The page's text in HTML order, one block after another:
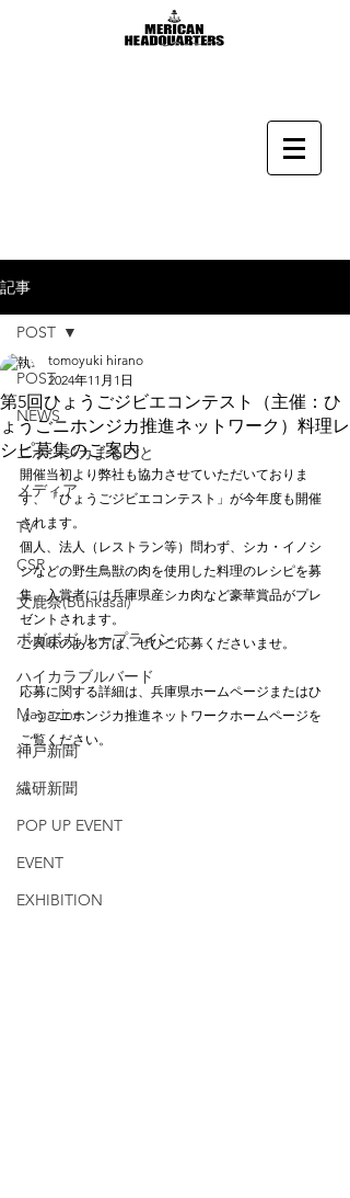
記事
POST
NEWS
ニホンジカまるごと
メディア
TV
CSR
文鹿祭(Bunkasai)
ボガボガ ループライン
ハイカラブルバード
Magazine
神戸新聞
繊研新聞
POP UP EVENT
EVENT
EXHIBITION
POST
第5回ひょうごジビエコンテスト（主催：ひ
ょうごニホンジカ推進ネットワーク）料理レ
シピ募集のご案内
tomoyuki hirano
2024年11月1日
開催当初より弊社も協力させていただいておりま
す、「ひょうごジビエコンテスト」が今年度も開催
されます。
個人、法人（レストラン等）問わず、シカ・イノシ
シなどの野生鳥獣の肉を使用した料理のレシピを募
集。入賞者には兵庫県産シカ肉など豪華賞品がプレ
ゼントされます。
ご興味のある方は、ぜひご応募くださいませ。
応募に関する詳細は、兵庫県ホームページまたはひ
ょうごニホンジカ推進ネットワークホームページを
ご覧ください。